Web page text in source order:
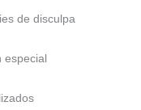
de disculpa
especial